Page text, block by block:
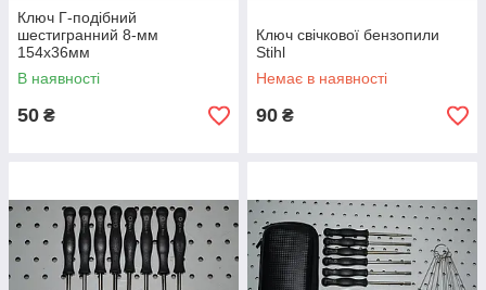
Ключ Г-подібний
шестигранний 8-мм
154х36мм
В наявності
50 ₴
Ключ свічкової бензопили
Stihl
Немає в наявності
90 ₴